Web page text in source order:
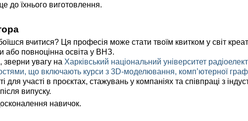
до їхнього виготовлення.
вчитися? Ця професія може стати твоїм квитком у світ
або повноцінна освіта у ВНЗ.
увагу на Харківський національний університет
що включають курси з 3D-моделювання, комп’ютерної
для участі в проєктах, стажувань у компаніях та співпраці з
випуску.
навичок.